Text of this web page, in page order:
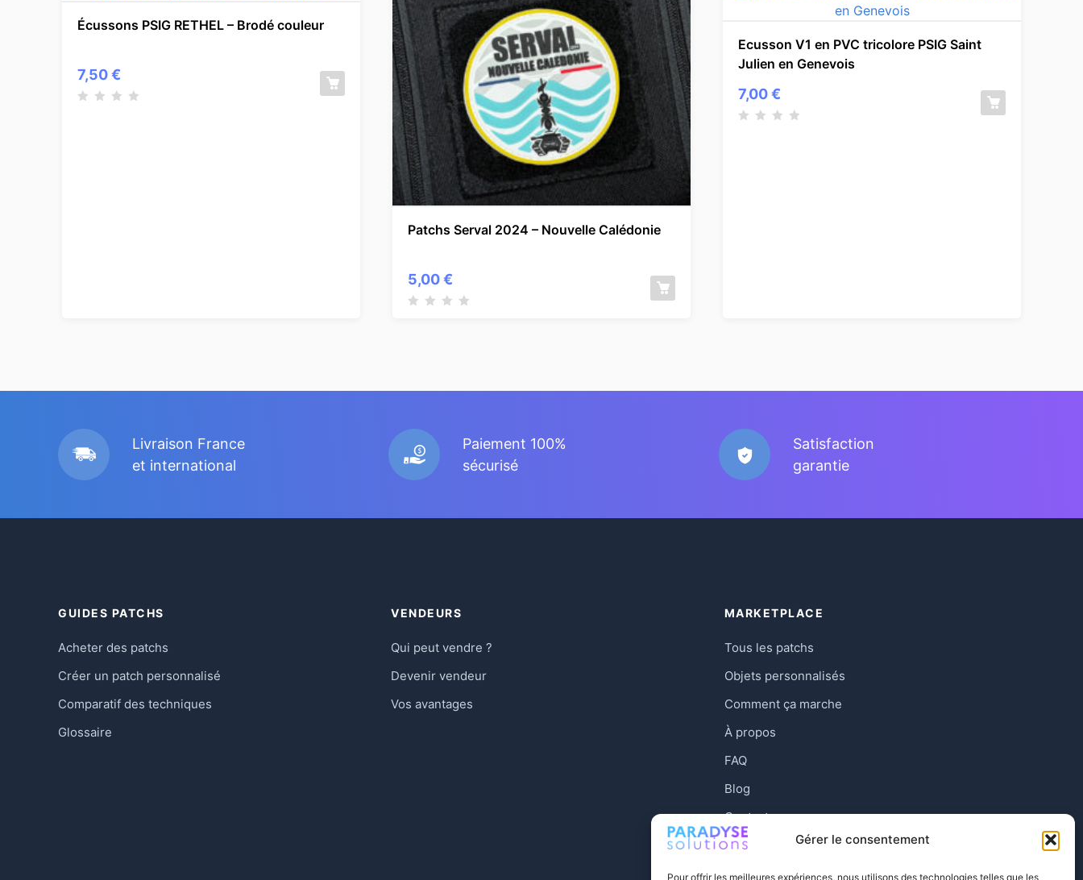
Gérer le consentement
Pour offrir les meilleures expériences, nous utilisons des technologies telles que les
Écussons PSIG RETHEL – Brodé couleur
7,50€
Patchs Serval 2024 – Nouvelle Calédonie
5,00€
Ecusson V1 en PVC tricolore PSIG Saint
Julien en Genevois
7,00€
Livraison France
et international
Paiement 100%
sécurisé
Satisfaction
garantie
GUIDES PATCHS
Acheter des patchs
Créer un patch personnalisé
Comparatif des techniques
Glossaire
VENDEURS
Qui peut vendre ?
Devenir vendeur
Vos avantages
MARKETPLACE
Tous les patchs
Objets personnalisés
Comment ça marche
À propos
FAQ
Blog
Contact